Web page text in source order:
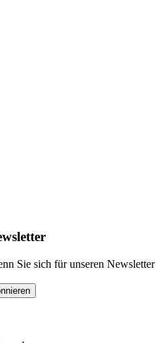
Sie sich für unseren Newsletter